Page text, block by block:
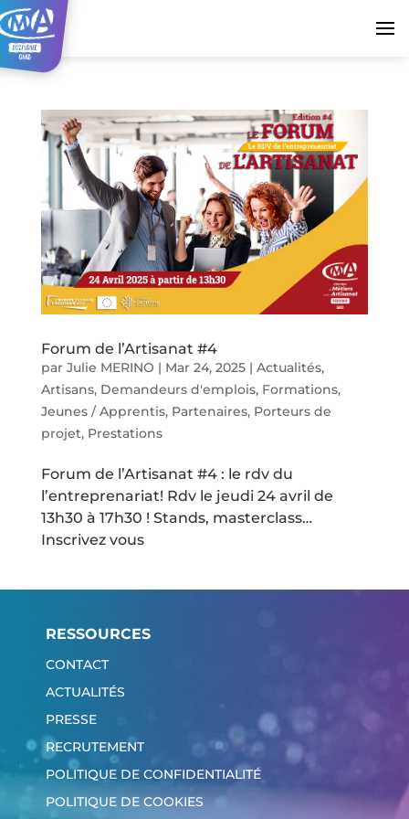
Forum de l’Artisanat #4
par Julie MERINO | Mar 24, 2025| Actualités,
Artisans, Demandeurs d'emplois, Formations,
Jeunes / Apprentis, Partenaires, Porteurs de
projet, Prestations
Forum de l’Artisanat #4 : le rdv du
l’entreprenariat! Rdv le jeudi 24 avril de
13h30 à 17h30 ! Stands, masterclass…
Inscrivez vous
RESSOURCES
CONTACT
ACTUALITÉS
PRESSE
RECRUTEMENT
POLITIQUE DE CONFIDENTIALITÉ
POLITIQUE DE COOKIES